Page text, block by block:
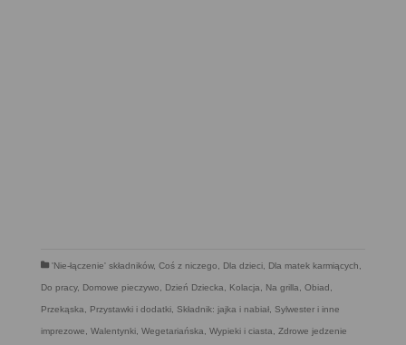
'Nie-łączenie' składników, Coś z niczego Dla dzieci Dla matek karmiących
Do pracy, Domowe pieczywo Dzień Dziecka Kolacja Na grilla Obiad
Przekąska Przystawki i dodatki Składnik: jajka i nabiał Sylwester i inne
imprezowe Walentynki Wegetariańska Wypieki i ciasta Zdrowe jedzenie